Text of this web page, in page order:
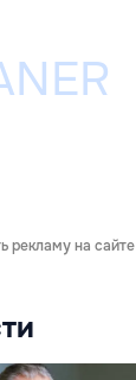
рекламу на сайте